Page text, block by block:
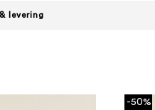
levering
-50%